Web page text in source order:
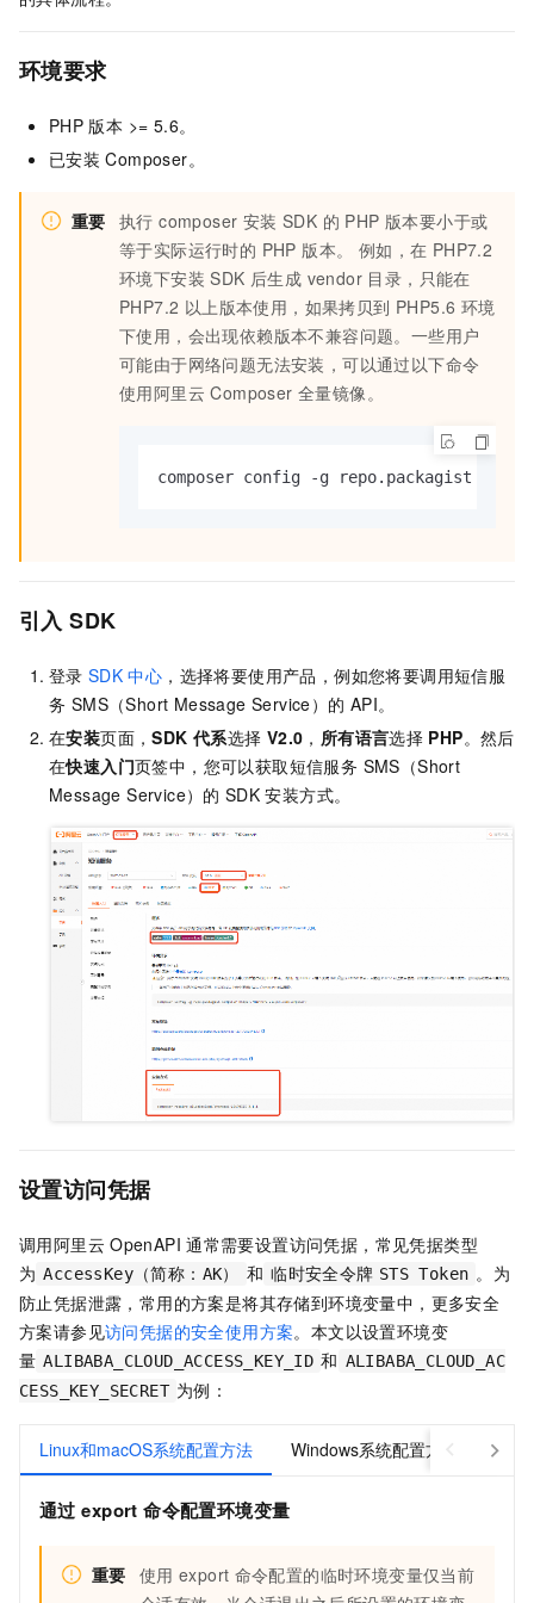
环境要求
PHP 版本 >= 5.6。
已安装 Composer。
重要 执行 composer 安装 SDK 的 PHP 版本要小于或
等于实际运行时的 PHP 版本。 例如，在 PHP7.2
环境下安装 SDK 后生成 vendor 目录，只能在
PHP7.2 以上版本使用，如果拷贝到 PHP5.6 环境
下使用，会出现依赖版本不兼容问题。一些用户
可能由于网络问题无法安装，可以通过以下命令
使用阿里云 Composer 全量镜像。
composer config -g repo.packagist
引入 SDK
登录 SDK 中心 ，选择将要使用产品，例如您将要调用短信服
务 SMS（Short Message Service） 的 API。
在安装页面 ，SDK 代系选择 V2.0 ， 所有语言选择 PHP。然后
在快速入门页签中，您可以获取短信服务 SMS（Short
Message Service） 的 SDK 安装方式。
设置访问凭据
调用阿里云 OpenAPI 通常需要设置访问凭据，常见凭据类型
为 AccessKey（简称：AK） 和 临时安全令牌 STS Token 。为
防止凭据泄露，常用的方案是将其存储到环境变量中，更多安全
方案请参见访问凭据的安全使用方案。本文以设置环境变
量 ALIBABA_CLOUD_ACCESS_KEY_ID 和 ALIBABA_CLOUD_AC
CESS_KEY_SECRET 为例：
Linux和macOS系统配置方法 Windows系统配置方法
通过 export 命令配置环境变量
重要 使用 export 命令配置的临时环境变量仅当前